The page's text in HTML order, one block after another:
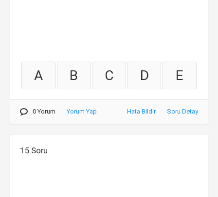
A B C D E
0 Yorum Yorum Yap Hata Bildir Soru Detay
15.Soru